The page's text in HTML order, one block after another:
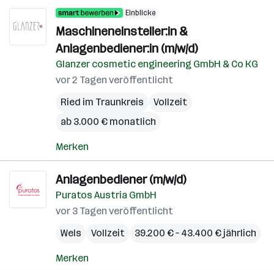
Einblicke
Maschineneinsteller:in &
Anlagenbediener:in (m/w/d)
Glanzer cosmetic engineering GmbH & Co KG
vor 2 Tagen veröffentlicht
Ried im Traunkreis
Vollzeit
ab 3.000 € monatlich
Merken
Anlagenbediener (m/w/d)
Puratos Austria GmbH
vor 3 Tagen veröffentlicht
Wels
Vollzeit 39.200 € – 43.400 € jährlich
Merken